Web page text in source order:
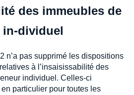
des immeubles de
in-dividuel
n’a pas supprimé les dispositions
à l’insaisissabilité des
individuel. Celles-ci
particulier pour toutes les